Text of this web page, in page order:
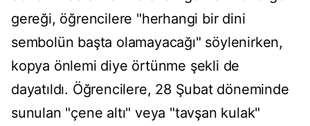
gereği, öğrencilere "herhangi bir dini
sembolün başta olamayacağı" söylenirken,
kopya önlemi diye örtünme şekli de
dayatıldı. Öğrencilere, 28 Şubat döneminde
sunulan "çene altı" veya "tavşan kulak"